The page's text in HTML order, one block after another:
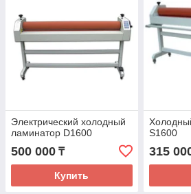
Электрический холодный
ламинатор D1600
500 000 ₸
Купить
S1600
315